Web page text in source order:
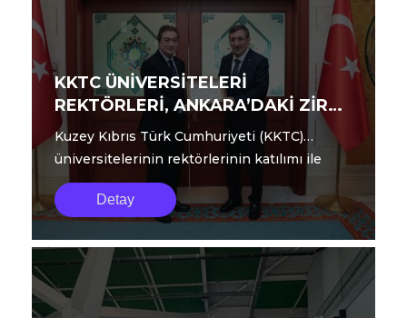
KKTC ÜNİVERSİTELERİ
REKTÖRLERİ, ANKARA’DAKİ ZİRVE
TOPLANTISINI TAMAMLADI
Kuzey Kıbrıs Türk Cumhuriyeti (KKTC)
üniversitelerinin rektörlerinin katılımı ile
geçtiğimiz günlerde Ankara’da gerçekle...
Detay